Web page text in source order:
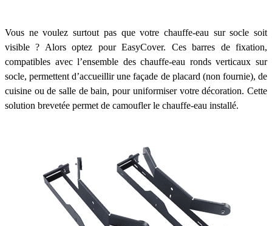
Vous ne voulez surtout pas que votre chauffe-eau sur socle soit
visible ? Alors optez pour EasyCover. Ces barres de fixation,
compatibles avec l’ensemble des chauffe-eau ronds verticaux sur
socle, permettent d’accueillir une façade de placard (non fournie), de
cuisine ou de salle de bain, pour uniformiser votre décoration. Cette
solution brevetée permet de camoufler le chauffe-eau installé.